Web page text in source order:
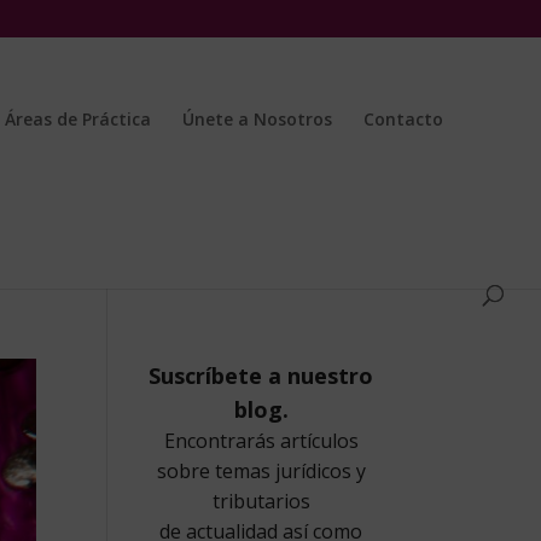
Áreas de Práctica Únete a Nosotros Contacto